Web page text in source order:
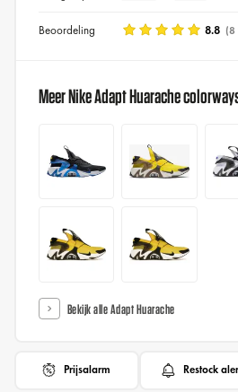
Beoordeling 8.8 (8
Meer Nike Adapt Huarache
Bekijk alle Adapt Huarache
Prijsalarm Restock